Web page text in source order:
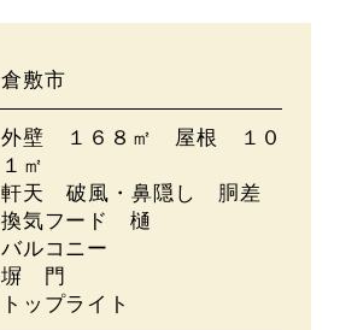
倉敷市
外壁 １６８㎡ 屋根 １０
１㎡
軒天 破風・鼻隠し 胴差
換気フード 樋
バルコニー
塀 門
トップライト